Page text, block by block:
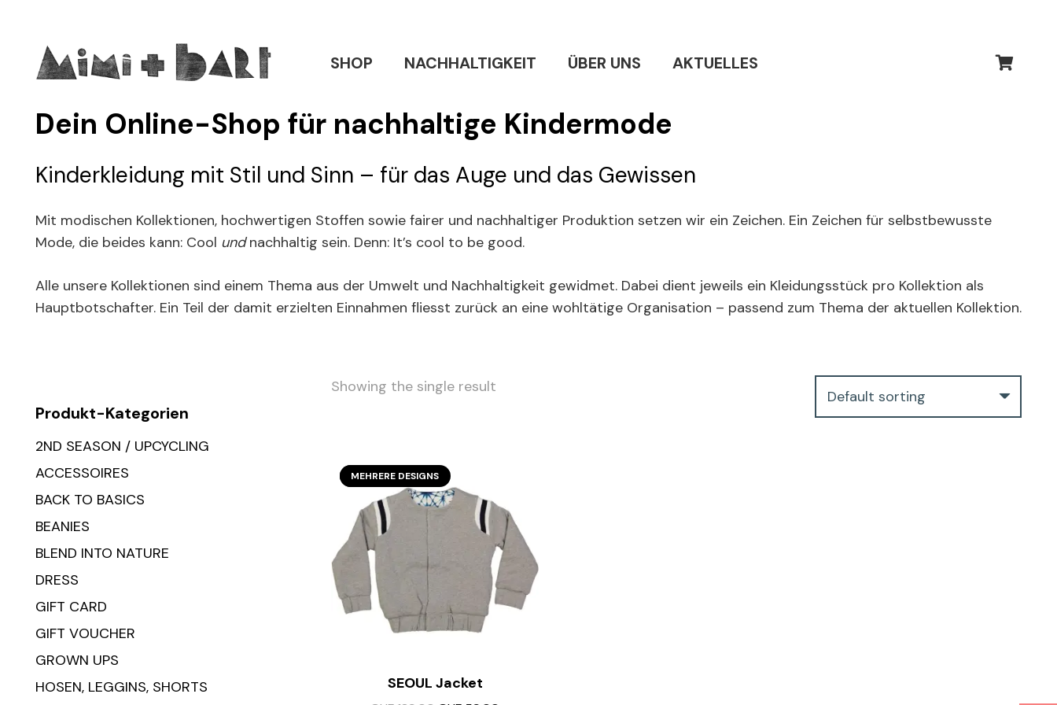
SHOP NACHHALTIGKEIT ÜBER UNS AKTUELLES
Dein Online-Shop für nachhaltige Kindermode
Kinderkleidung mit Stil und Sinn – für das Auge und das Gewissen
Mit modischen Kollektionen, hochwertigen Stoffen sowie fairer und nachhaltiger Produktion setzen wir ein Zeichen. Ein Zeichen für selbstbewusste
Mode, die beides kann: Cool undnachhaltig sein. Denn: It’s cool to be good.
Alle unsere Kollektionen sind einem Thema aus der Umwelt und Nachhaltigkeit gewidmet. Dabei dient jeweils ein Kleidungsstück pro Kollektion als
Hauptbotschafter. Ein Teil der damit erzielten Einnahmen fliesst zurück an eine wohltätige Organisation – passend zum Thema der aktuellen Kollektion.
Showing the single result
SECOND SEASON
SEOUL Jacket
MEHRERE DESIGNS
Alle Design’s zeigen
Produkt-Kategorien
2ND SEASON / UPCYCLING
ACCESSOIRES
BACK TO BASICS
BEANIES
BLEND INTO NATURE
DRESS
GIFT CARD
GIFT VOUCHER
GROWN UPS
HOSEN, LEGGINS, SHORTS